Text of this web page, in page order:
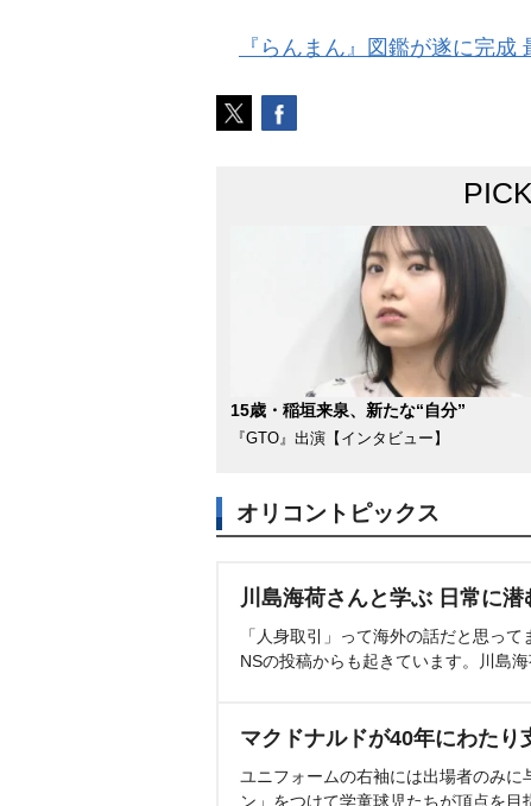
『らんまん』図鑑が遂に完
15歳・稲垣来泉、新たな“自分”
『GTO』出演【インタビュー】
オリコントピックス
川島海荷さんと学ぶ 日常に
「人身取引」って海外の話だと思っ
NSの投稿からも起きています。川島
マクドナルドが40年にわたり
ユニフォームの右袖には出場者のみ
ン」をつけて学童球児たちが頂点を目